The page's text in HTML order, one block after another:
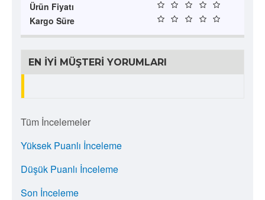
Ürün Fiyatı
Kargo Süre
EN İYI MÜŞTERI YORUMLARI
Tüm İncelemeler
Yüksek Puanlı İnceleme
Düşük Puanlı İnceleme
Son İnceleme